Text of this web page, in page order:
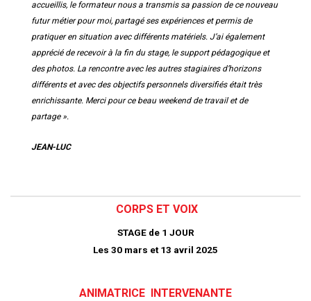
accueillis, le formateur nous a transmis sa passion de ce nouveau
futur métier pour moi, partagé ses expériences et permis de
pratiquer en situation avec différents matériels. J’ai également
apprécié de recevoir à la fin du stage, le support pédagogique et
des photos. La rencontre avec les autres stagiaires d’horizons
différents et avec des objectifs personnels diversifiés était très
enrichissante. Merci pour ce beau weekend de travail et de
partage ».
JEAN-LUC
CORPS ET VOIX
STAGE de 1 JOUR
Les 30 mars et 13 avril 2025
ANIMATRICE INTERVENANTE